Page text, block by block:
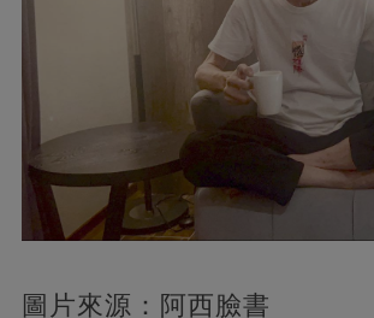
圖片來源：阿西臉書